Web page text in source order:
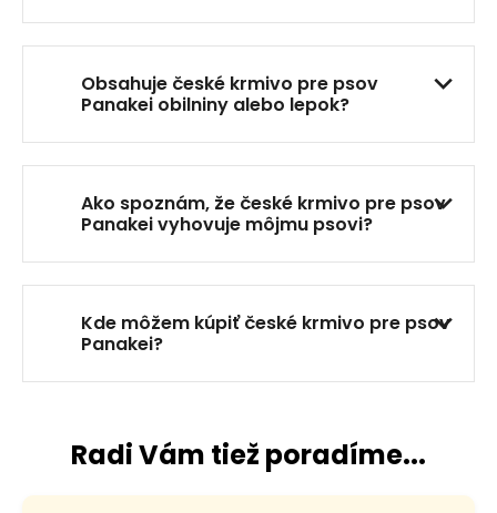
ý
p
i
s
Obsahuje české krmivo pre psov
Panakei obilniny alebo lepok?
Ako spoznám, že české krmivo pre psov
Panakei vyhovuje môjmu psovi?
Kde môžem kúpiť české krmivo pre psov
Panakei?
Radi Vám tiež poradíme...